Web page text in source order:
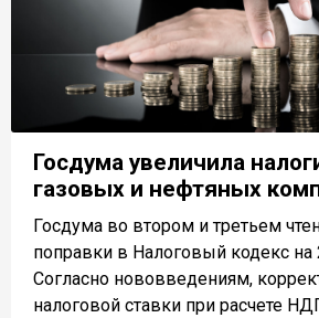
Госдума увеличила
газовых и нефтяных
Госдума во втором и третьем
поправки в Налоговый кодекс на
Согласно нововведениям,
налоговой ставки при расчете